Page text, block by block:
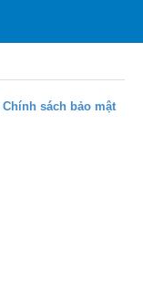
Chính sách bảo mật